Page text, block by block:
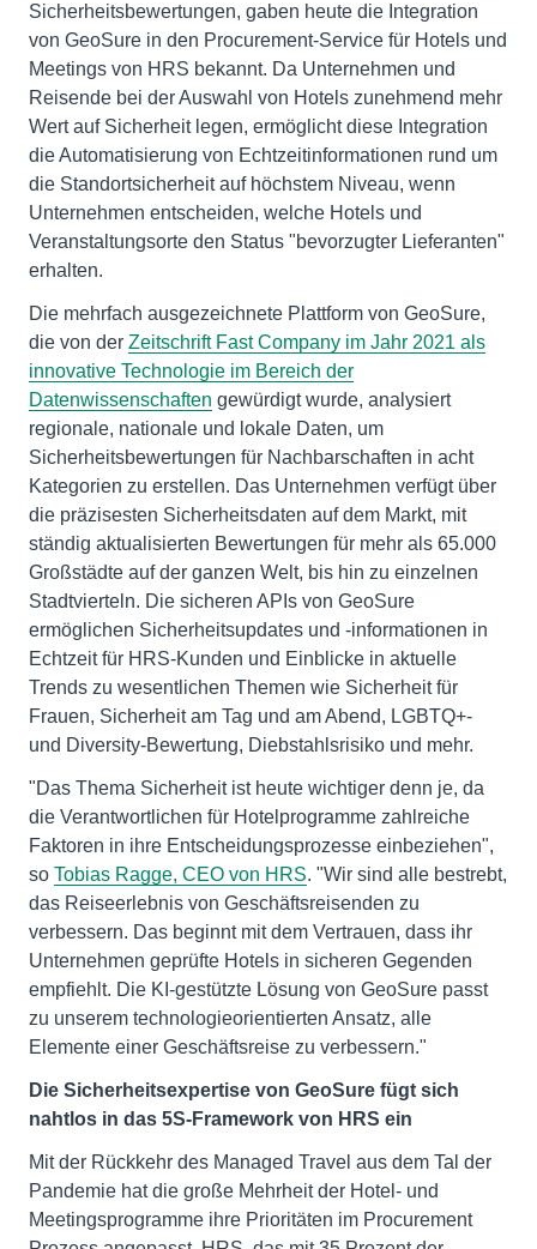
Sicherheitsbewertungen, gaben heute die Integration
von GeoSure in den Procurement-Service für Hotels und
Meetings von HRS bekannt. Da Unternehmen und
Reisende bei der Auswahl von Hotels zunehmend mehr
Wert auf Sicherheit legen, ermöglicht diese Integration
die Automatisierung von Echtzeitinformationen rund um
die Standortsicherheit auf höchstem Niveau, wenn
Unternehmen entscheiden, welche Hotels und
Veranstaltungsorte den Status "bevorzugter Lieferanten"
erhalten.
Die mehrfach ausgezeichnete Plattform von GeoSure,
die von der Zeitschrift Fast Company im Jahr 2021 als
innovative Technologie im Bereich der
Datenwissenschaften gewürdigt wurde, analysiert
regionale, nationale und lokale Daten, um
Sicherheitsbewertungen für Nachbarschaften in acht
Kategorien zu erstellen. Das Unternehmen verfügt über
die präzisesten Sicherheitsdaten auf dem Markt, mit
ständig aktualisierten Bewertungen für mehr als 65.000
Großstädte auf der ganzen Welt, bis hin zu einzelnen
Stadtvierteln. Die sicheren APIs von GeoSure
ermöglichen Sicherheitsupdates und -informationen in
Echtzeit für HRS-Kunden und Einblicke in aktuelle
Trends zu wesentlichen Themen wie Sicherheit für
Frauen, Sicherheit am Tag und am Abend, LGBTQ+-
und Diversity-Bewertung, Diebstahlsrisiko und mehr.
"Das Thema Sicherheit ist heute wichtiger denn je, da
die Verantwortlichen für Hotelprogramme zahlreiche
Faktoren in ihre Entscheidungsprozesse einbeziehen",
so Tobias Ragge, CEO von HRS. "Wir sind alle bestrebt,
das Reiseerlebnis von Geschäftsreisenden zu
verbessern. Das beginnt mit dem Vertrauen, dass ihr
Unternehmen geprüfte Hotels in sicheren Gegenden
empfiehlt. Die KI-gestützte Lösung von GeoSure passt
zu unserem technologieorientierten Ansatz, alle
Elemente einer Geschäftsreise zu verbessern."
Die Sicherheitsexpertise von GeoSure fügt sich
nahtlos in das 5S-Framework von HRS ein
Mit der Rückkehr des Managed Travel aus dem Tal der
Pandemie hat die große Mehrheit der Hotel- und
Meetingsprogramme ihre Prioritäten im Procurement